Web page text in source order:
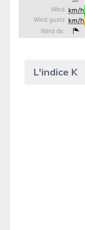
L'indice K